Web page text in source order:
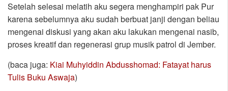
Setelah selesai melatih aku segera menghampiri pak Pur
karena sebelumnya aku sudah berbuat janji dengan beliau
mengenai diskusi yang akan aku lakukan mengenai nasib,
proses kreatif dan regenerasi grup musik patrol di Jember.
(baca juga: Kiai Muhyiddin Abdusshomad: Fatayat harus
Tulis Buku Aswaja)